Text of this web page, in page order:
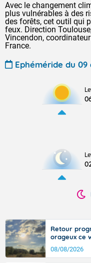
Avec le changement
plus vulnérables à des
des forêts, cet outil qui
feux. Direction
Vincendon,
France.
Ephéméride du
Retour
orageux ce
08/08/2026